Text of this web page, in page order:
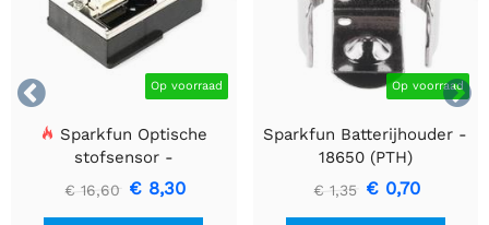

 Op voorraad
Sparkfun Optische
stofsensor -
GP2Y1010AU0F
€ 16,60 € 8,30
Op voorraad
Sparkfun Batterijhouder -
18650 (PTH)
€ 1,35 € 0,70